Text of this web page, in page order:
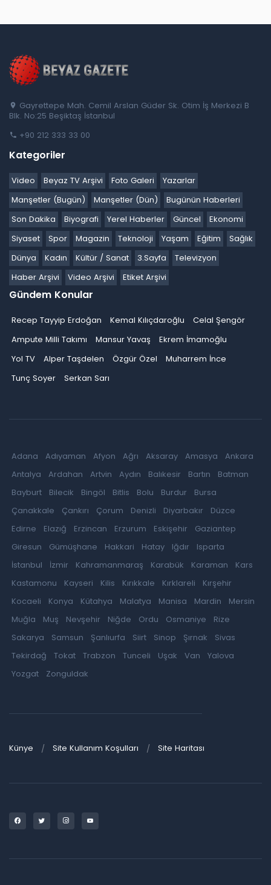
Gayrettepe Mah. Cemil Arslan Güder Sk. Otim İş Merkezi B
Blk. No:25 Beşiktaş İstanbul
+90 212 333 33 00
Kategoriler
Video Beyaz TV Arşivi Foto Galeri
Yazarlar
Manşetler (Bugün)
Manşetler (Dün)
Bugünün Haberleri
Son Dakika
Biyografi Yerel Haberler Güncel
Ekonomi
Siyaset
Spor Magazin Teknoloji Yaşam Eğitim
Sağlık
Dünya
Kadın Kültür / Sanat 3.Sayfa
Televizyon
Haber Arşivi
Video Arşivi Etiket Arşivi
Gündem Konular
Recep Tayyip Erdoğan Kemal Kılıçdaroğlu
Celal Şengör
Ampute Milli Takımı
Mansur Yavaş
Ekrem İmamoğlu
Yol TV
Alper Taşdelen Özgür Özel
Muharrem İnce
Tunç Soyer
Serkan Sarı
Adana Adıyaman Afyon Ağrı Aksaray Amasya
Ankara
Antalya
Ardahan Artvin Aydın Balıkesir Bartın
Batman
Bayburt
Bilecik Bingöl Bitlis Bolu Burdur
Bursa
Çanakkale
Çankırı Çorum Denizli Diyarbakır
Düzce
Edirne
Elazığ Erzincan Erzurum Eskişehir
Gaziantep
Giresun
Gümüşhane Hakkari Hatay Iğdır
Isparta
İstanbul
İzmir Kahramanmaraş Karabük Karaman
Kars
Kastamonu
Kayseri Kilis Kırıkkale Kırklareli
Kırşehir
Kocaeli
Konya Kütahya Malatya Manisa Mardin
Mersin
Muğla
Muş Nevşehir Niğde Ordu Osmaniye
Rize
Sakarya
Samsun Şanlıurfa Siirt Sinop Şırnak
Sivas
Tekirdağ
Tokat Trabzon Tunceli Uşak Van
Yalova
Yozgat
Zonguldak
Künye Site Kullanım Koşulları Site Haritası